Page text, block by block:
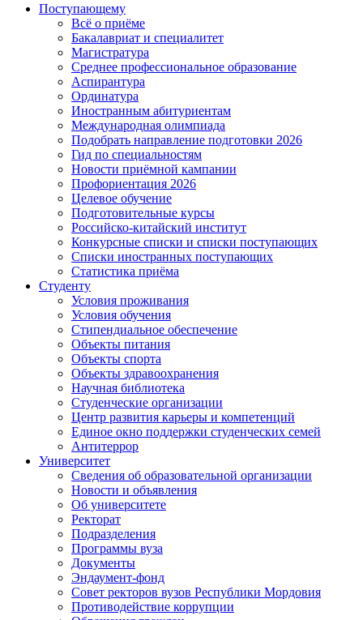
Поступающему
Всё о приёме
Бакалавриат и специалитет
Магистратура
Среднее профессиональное образование
Аспирантура
Ординатура
Иностранным абитуриентам
Международная олимпиада
Подобрать направление подготовки 2026
Гид по специальностям
Новости приёмной кампании
Профориентация 2026
Целевое обучение
Подготовительные курсы
Российско-китайский институт
Конкурсные списки и списки поступающих
Списки иностранных поступающих
Статистика приёма
Студенту
Условия проживания
Условия обучения
Стипендиальное обеспечение
Объекты питания
Объекты спорта
Объекты здравоохранения
Научная библиотека
Студенческие организации
Центр развития карьеры и компетенций
Единое окно поддержки студенческих семей
Антитеррор
Университет
Сведения об образовательной организации
Новости и объявления
Об университете
Ректорат
Подразделения
Программы вуза
Документы
Эндаумент-фонд
Совет ректоров вузов Республики Мордовия
Противодействие коррупции